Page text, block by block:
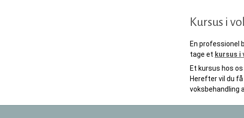
Kursus i
En professionel
tage et kursus i
Et kursus hos
Herefter vil du
voksbehandling